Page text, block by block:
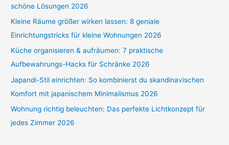
schöne Lösungen 2026
Kleine Räume größer wirken lassen: 8 geniale
Einrichtungstricks für kleine Wohnungen 2026
Küche organisieren & aufräumen: 7 praktische
Aufbewahrungs-Hacks für Schränke 2026
Japandi-Stil einrichten: So kombinierst du skandinavischen
Komfort mit japanischem Minimalismus 2026
Wohnung richtig beleuchten: Das perfekte Lichtkonzept für
jedes Zimmer 2026